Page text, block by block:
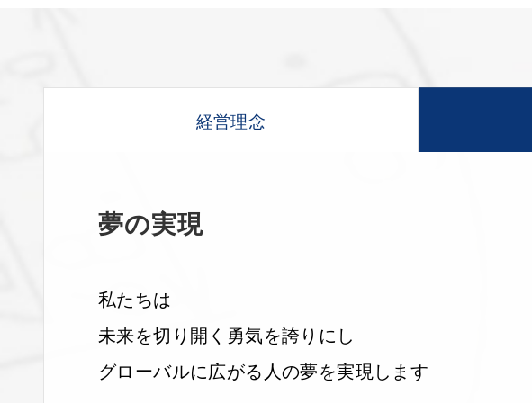
経営理念
夢の実現
私たちは
未来を切り開く勇気を誇りにし
グローバルに広がる 人の夢を実現します